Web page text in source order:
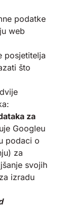
podatke
web
posjetitelja
što
za
Googleu
podaci o
za
svojih
izradu